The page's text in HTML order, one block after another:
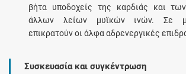
βήτα υποδοχείς της καρδιάς και
άλλων λείων μυϊκών ινών. Σε
επικρατούν οι άλφα αδρενεργικές
Συσκευασία και συγκέντρωση